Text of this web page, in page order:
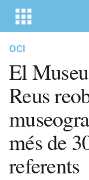
OCI
El
Reus
més de
referents